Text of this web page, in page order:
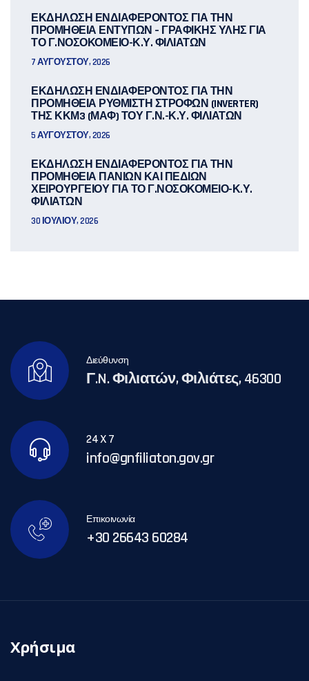
ΕΚΔΗΛΩΣΗ ΕΝΔΙΑΦΕΡΟΝΤΟΣ ΓΙΑ ΤΗΝ
ΠΡΟΜΗΘΕΙΑ ΕΝΤΥΠΩΝ – ΓΡΑΦΙΚΗΣ ΥΛΗΣ ΓΙΑ
ΤΟ Γ.ΝΟΣΟΚΟΜΕΙΟ-Κ.Υ. ΦΙΛΙΑΤΩΝ
7 ΑΥΓΟΎΣΤΟΥ, 2026
ΕΚΔΗΛΩΣΗ ΕΝΔΙΑΦΕΡΟΝΤΟΣ ΓΙΑ ΤΗΝ
ΠΡΟΜΗΘΕΙΑ ΡΥΘΜΙΣΤΗ ΣΤΡΟΦΩΝ (INVERTER)
ΤΗΣ ΚΚΜ3 (ΜΑΦ) ΤΟΥ Γ.Ν.-Κ.Υ. ΦΙΛΙΑΤΩΝ
5 ΑΥΓΟΎΣΤΟΥ, 2026
ΕΚΔΗΛΩΣΗ ΕΝΔΙΑΦΕΡΟΝΤΟΣ ΓΙΑ ΤΗΝ
ΠΡΟΜΗΘΕΙΑ ΠΑΝΙΩΝ ΚΑΙ ΠΕΔΙΩΝ
ΧΕΙΡΟΥΡΓΕΙΟΥ ΓΙΑ ΤΟ Γ.ΝΟΣΟΚΟΜΕΙΟ-Κ.Υ.
ΦΙΛΙΑΤΩΝ
30 ΙΟΥΛΊΟΥ, 2026
Διεύθυνση
Γ.N. Φιλιατών, Φιλιάτες, 46300
24 X 7
info@gnfiliaton.gov.gr
Επικοινωνία
+30 26643 60284
Χρήσιμα